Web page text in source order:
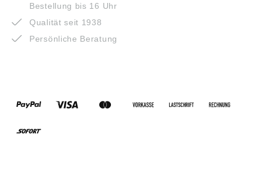
Bestellung bis 16 Uhr
Qualität seit 1938
Persönliche Beratung